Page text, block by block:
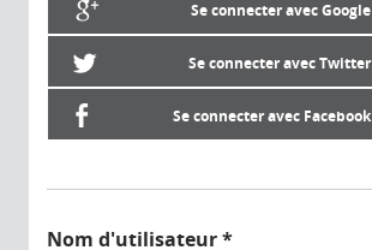
Se connecter avec Google
Se connecter avec Twitter
Se connecter avec Facebook
Nom d'utilisateur*